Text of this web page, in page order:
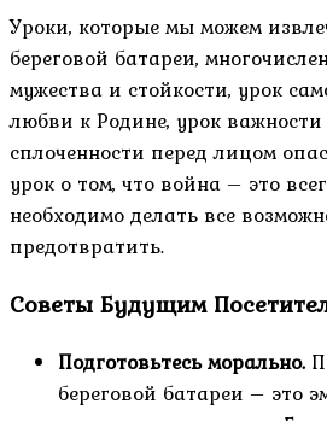
Уроки, которые мы можем
береговой батареи,
мужества и стойкости, урок
любви к Родине, урок
сплоченности перед лицом
урок о том, что война – это
необходимо делать все
предотвратить.
Советы Будущим
Подготовьтесь морально.
береговой батареи – это